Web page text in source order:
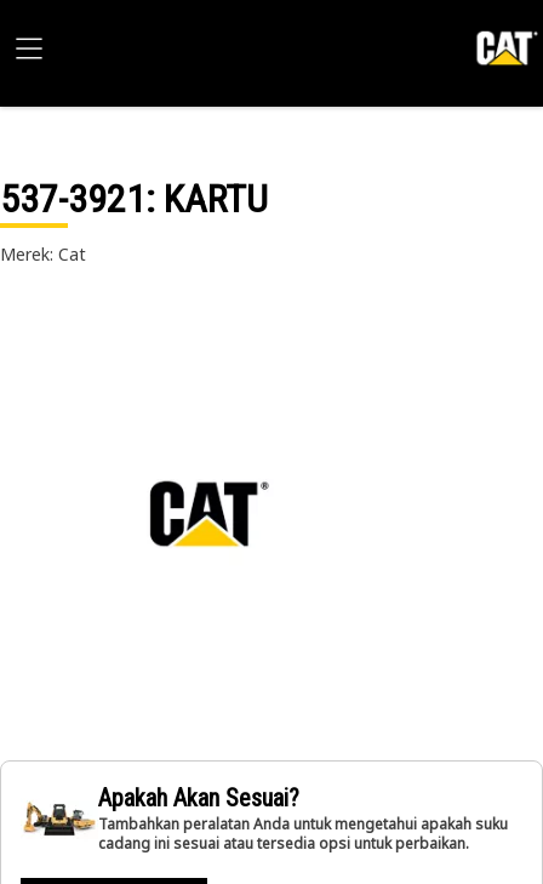
537-3921: KARTU
Merek: Cat
Apakah Akan Sesuai?
Tambahkan peralatan Anda untuk mengetahui apakah suku
cadang ini sesuai atau tersedia opsi untuk perbaikan.